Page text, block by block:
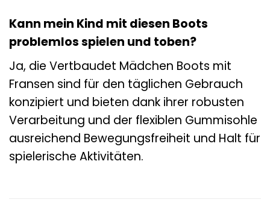
Kann mein Kind mit diesen Boots
problemlos spielen und toben?
Ja, die Vertbaudet Mädchen Boots mit
Fransen sind für den täglichen Gebrauch
konzipiert und bieten dank ihrer robusten
Verarbeitung und der flexiblen Gummisohle
ausreichend Bewegungsfreiheit und Halt für
spielerische Aktivitäten.